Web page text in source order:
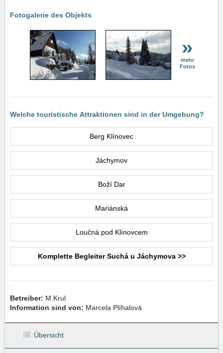
Fotogalerie des Objekts
»
mehr
Fotos
Welche touristische Attraktionen sind in der Umgebung?
Berg Klínovec
Jáchymov
Boží Dar
Mariánská
Loučná pod Klínovcem
Komplette Begleiter Suchá u Jáchymova >>
Betreiber: M.Krul
Information sind von: Marcela Plíhalová
Übersicht